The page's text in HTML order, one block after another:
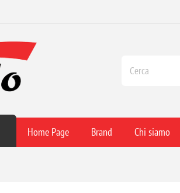
Home Page Brand Chi siamo